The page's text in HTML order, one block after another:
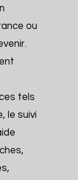
ou
tels
le suivi